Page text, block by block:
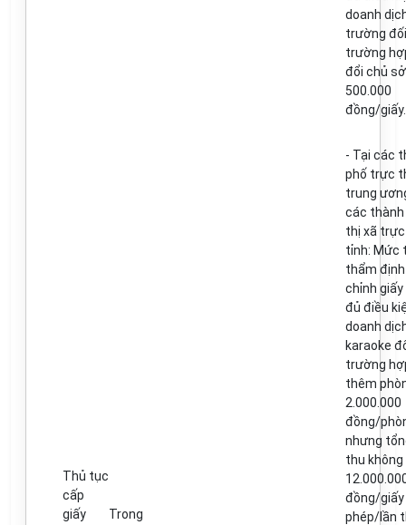
doanh
trường đố
trường
đổi chủ sở
500.000
đồng/giấy.
Thủ tục
cấp
giấy
Trong
- Tại các
phố trực
trung
các thành
thị xã
tỉnh: Mức
thẩm đ
chỉnh
đủ điều
doanh
karaoke đ
trường
thêm
2.000.000
đồng/
nhưng tổ
thu không
đồng/giấy
phép/lần